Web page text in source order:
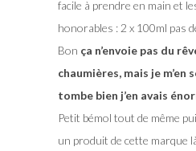
facile à prendre en main et
honorables : 2 x 100ml pas
Bon ça n’envoie pas du
chaumières, mais je m’en
tombe bien j’en avais
Petit bémol tout de même
un produit de cette marque